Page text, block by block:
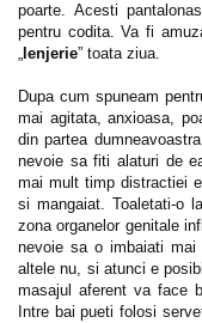
poarte. Acesti
pentru codita. Va fi
„ lenjerie” toata ziua.
Dupa cum spuneam
mai agitata, anxioasa,
din partea
nevoie sa fiti alaturi de
mai mult timp distractiei
si mangaiat. Toaletati-o
zona organelor genitale
nevoie sa o imbaiati
altele nu, si atunci e
masajul aferent va face
Intre bai pueti folosi